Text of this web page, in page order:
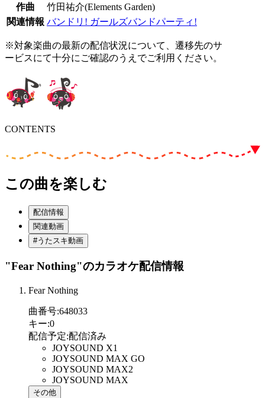
作曲
竹田祐介(Elements Garden)
関連情報 バンドリ! ガールズバンドパーティ!
※対象楽曲の最新の配信状況について、遷移先のサ
ービスにて十分にご確認のうえでご利用ください。
CONTENTS
この曲を楽しむ
配信情報
関連動画
#うたスキ動画
"Fear Nothing"のカラオケ配信情報
Fear Nothing
曲番号:648033
キー:0
配信予定:配信済み
JOYSOUND X1
JOYSOUND MAX GO
JOYSOUND MAX2
JOYSOUND MAX
その他